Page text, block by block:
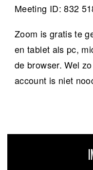
Meeting ID: 832
Zoom is gratis te
en tablet als pc,
de browser. Wel
account is niet